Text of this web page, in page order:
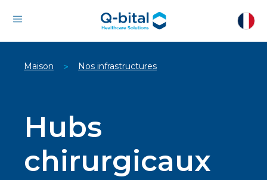
Maison > Nos infrastructures
Hubs
chirurgicaux